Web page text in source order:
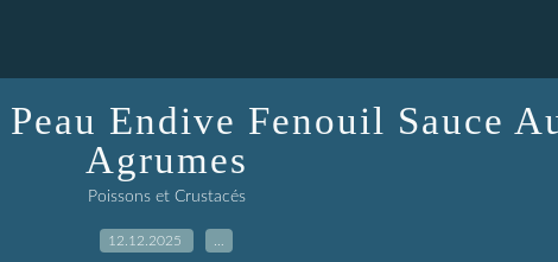
Endive Fenouil Sauce
Agrumes
Poissons et Crustacés
12.12.2025